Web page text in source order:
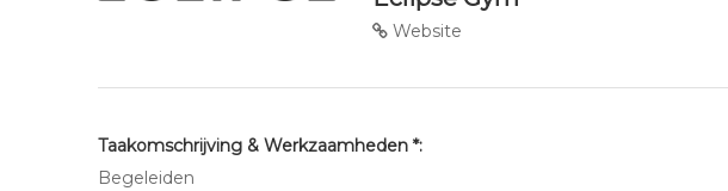
Website
Taakomschrijving & Werkzaamheden *:
Begeleiden